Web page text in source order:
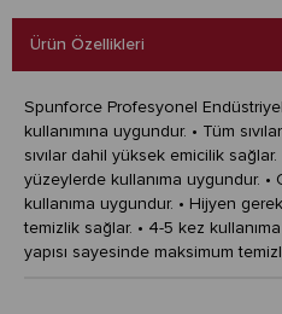
Ürün Özellikleri
Spunforce Profesyonel
kullanımına uygundur. • Tüm
sıvılar dahil yüksek emicilik
yüzeylerde kullanıma uygundur.
kullanıma uygundur. • Hijyen
temizlik sağlar. • 4-5 kez
yapısı sayesinde maksimum